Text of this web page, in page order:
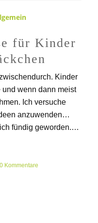
für Kinder
Kinder
wenn dann meist
Ich versuche
anzuwenden…
fündig geworden.…
0 Kommentare